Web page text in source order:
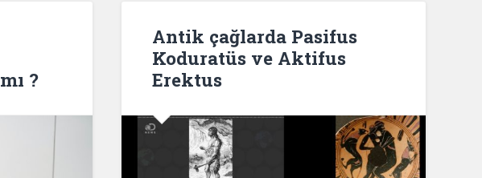
?
Antik çağlarda Pasifus
Koduratüs ve Aktifus
Erektus